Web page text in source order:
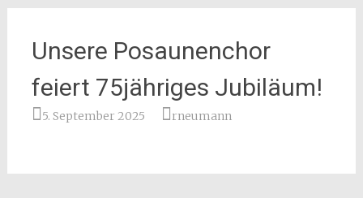
Unsere Posaunenchor
feiert 75jähriges Jubiläum!
5. September 2025 rneumann